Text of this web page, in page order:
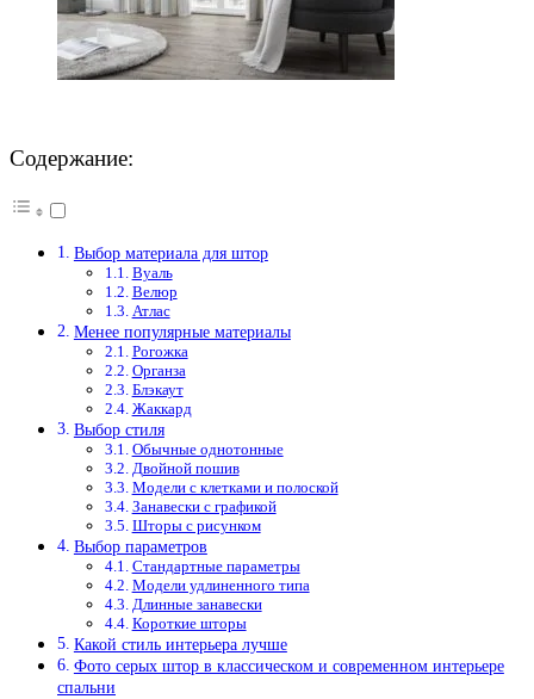
Содержание:
Выбор материала для штор
Вуаль
Велюр
Атлас
Менее популярные материалы
Рогожка
Органза
Блэкаут
Жаккард
Выбор стиля
Обычные однотонные
Двойной пошив
Модели с клетками и полоской
Занавески с графикой
Шторы с рисунком
Выбор параметров
Стандартные параметры
Модели удлиненного типа
Длинные занавески
Короткие шторы
Какой стиль интерьера лучше
Фото серых штор в классическом и современном интерьере
спальни